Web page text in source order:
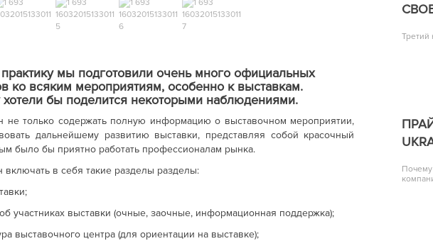
мы подготовили очень много официальных
ко всяким мероприятиям, особенно к выставкам.
хотели бы поделится некоторыми наблюдениями.
не только содержать полную информацию о выставочном мероприятии,
дальнейшему развитию выставки, представляя собой красочный
было бы приятно работать профессионалам рынка.
включать в себя такие разделы разделы:
участниках выставки (очные, заочные, информационная поддержка);
выставочного центра (для ориентации на выставке);
Третий
Почему